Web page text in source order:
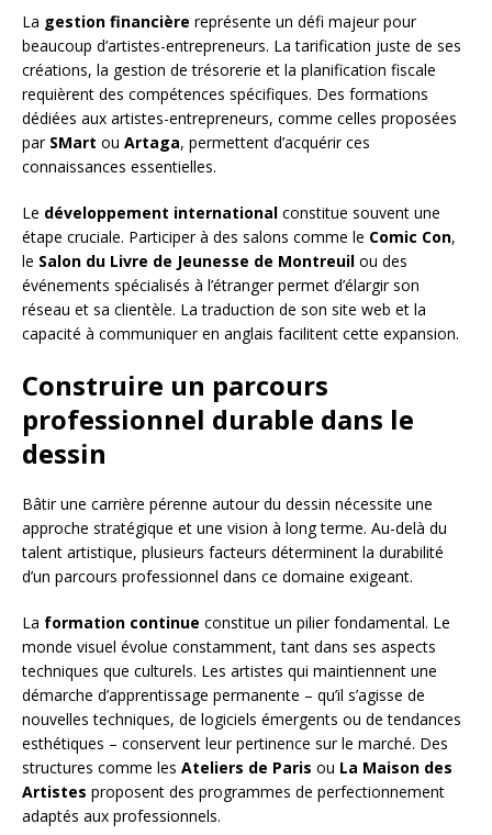
La gestion financière représente un défi majeur pour
beaucoup d’artistes-entrepreneurs. La tarification juste de ses
créations, la gestion de trésorerie et la planification fiscale
requièrent des compétences spécifiques. Des formations
dédiées aux artistes-entrepreneurs, comme celles proposées
par SMart ou Artaga, permettent d’acquérir ces
connaissances essentielles.
Le développement international constitue souvent une
étape cruciale. Participer à des salons comme le Comic Con,
le Salon du Livre de Jeunesse de Montreuil ou des
événements spécialisés à l’étranger permet d’élargir son
réseau et sa clientèle. La traduction de son site web et la
capacité à communiquer en anglais facilitent cette expansion.
Construire un parcours
professionnel durable dans le
dessin
Bâtir une carrière pérenne autour du dessin nécessite une
approche stratégique et une vision à long terme. Au-delà du
talent artistique, plusieurs facteurs déterminent la durabilité
d’un parcours professionnel dans ce domaine exigeant.
La formation continue constitue un pilier fondamental. Le
monde visuel évolue constamment, tant dans ses aspects
techniques que culturels. Les artistes qui maintiennent une
démarche d’apprentissage permanente – qu’il s’agisse de
nouvelles techniques, de logiciels émergents ou de tendances
esthétiques – conservent leur pertinence sur le marché. Des
structures comme les Ateliers de Paris ou La Maison des
Artistes proposent des programmes de perfectionnement
adaptés aux professionnels.